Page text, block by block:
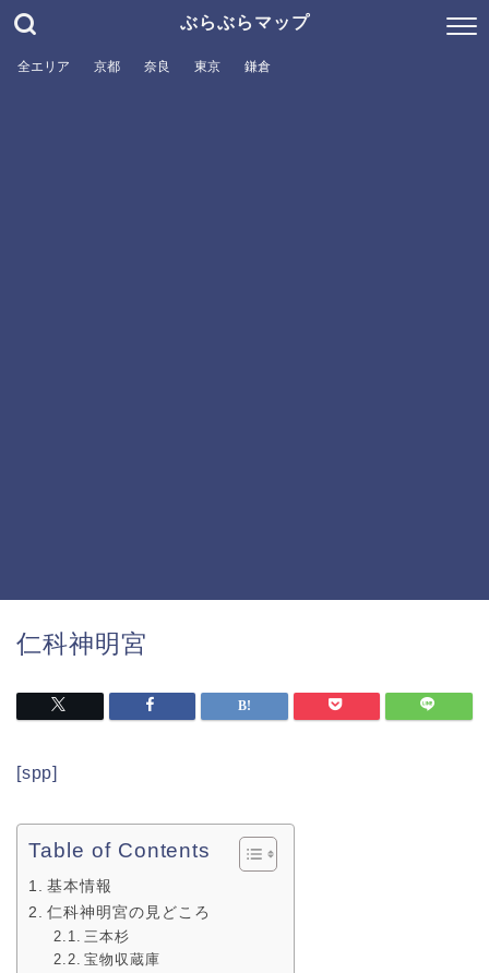
ぶらぶらマップ
全エリア 京都 奈良 東京 鎌倉
仁科神明宮
[spp]
Table of Contents
基本情報
仁科神明宮の見どころ
三本杉
宝物収蔵庫